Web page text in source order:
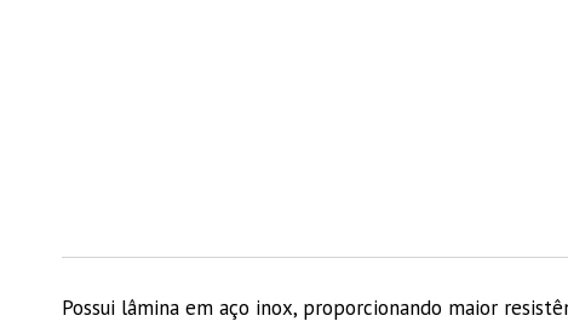
Possui lâmina em aço inox, proporcionando maior